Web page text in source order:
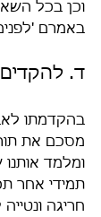
וכן בכל
באמרם
ד.
בהקדמתו
מסכם את
ומלמד אותנו
תמידי אחר
חריגה